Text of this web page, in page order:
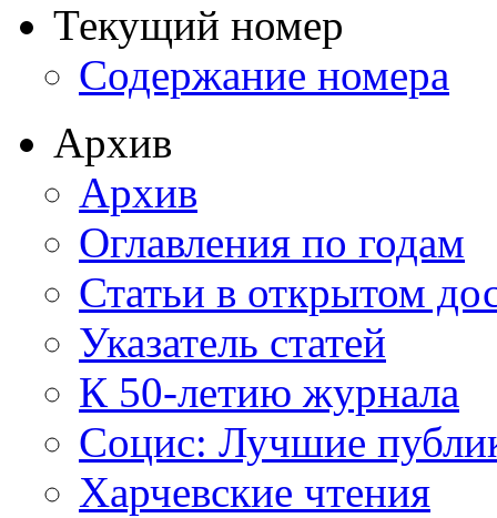
Текущий номер
Содержание номера
Архив
Архив
Оглавления по годам
Статьи в открытом
Указатель статей
К 50-летию журнала
Социс: Лучшие
Харчевские чтения